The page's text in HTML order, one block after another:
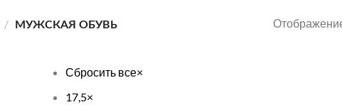
/ МУЖСКАЯ ОБУВЬ
Сбросить все×
17,5×